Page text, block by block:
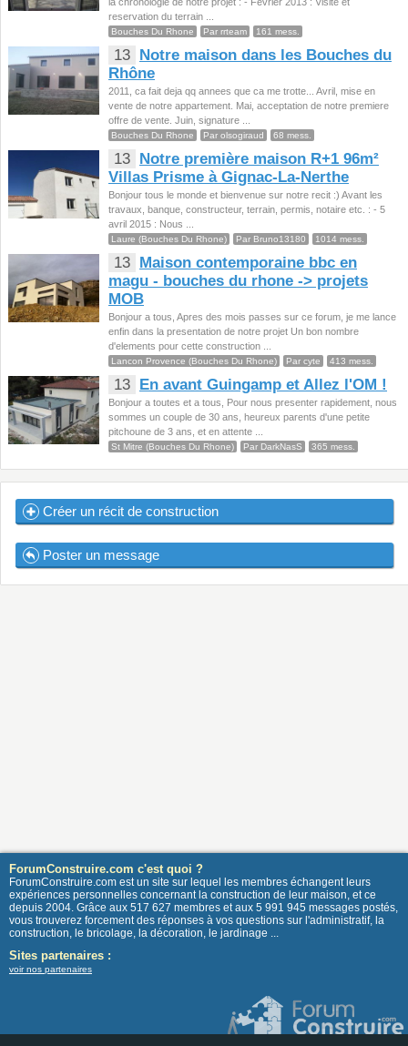
reservation du terrain ...
Bouches Du Rhone Par rrteam 161 mess.
13
Notre maison dans les Bouches du
Rhône
2011, ca fait deja qq annees que ca me trotte... Avril, mise en
vente de notre appartement. Mai, acceptation de notre premiere
offre de vente. Juin, signature ...
Bouches Du Rhone Par olsogiraud 68 mess.
13
Notre première maison R+1 96m²
Villas Prisme à Gignac-La-Nerthe
Bonjour tous le monde et bienvenue sur notre recit :) Avant les
travaux, banque, constructeur, terrain, permis, notaire etc. : - 5
avril 2015 : Nous ...
Laure (Bouches Du Rhone) Par Bruno13180 1014 mess.
13
Maison contemporaine bbc en
magu - bouches du rhone -> projets
MOB
Bonjour a tous, Apres des mois passes sur ce forum, je me lance
enfin dans la presentation de notre projet Un bon nombre
d'elements pour cette construction ...
Lancon Provence (Bouches Du Rhone) Par cyte 413 mess.
13 En avant Guingamp et Allez l'OM !
Bonjour a toutes et a tous, Pour nous presenter rapidement, nous
sommes un couple de 30 ans, heureux parents d'une petite
pitchoune de 3 ans, et en attente ...
St Mitre (Bouches Du Rhone) Par DarkNasS 365 mess.
Créer un récit de construction
Poster un message
ForumConstruire.com c'est quoi ?
ForumConstruire.com est un site sur lequel les membres échangent leurs
expériences personnelles concernant la construction de leur maison, et ce
depuis 2004. Grâce aux 517 627 membres et aux 5 991 945 messages postés,
vous trouverez forcement des réponses à vos questions sur l'administratif, la
construction, le bricolage, la décoration, le jardinage ...
Sites partenaires :
voir nos partenaires